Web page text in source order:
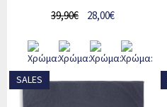
28,00€
39,90€
SALES